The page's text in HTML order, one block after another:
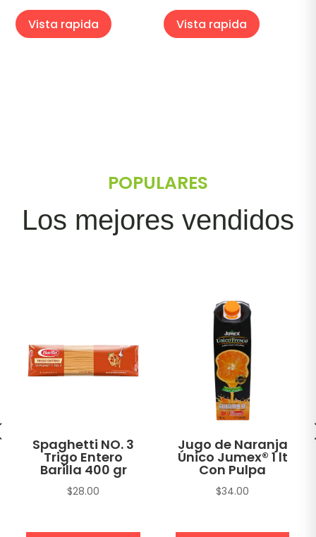
Vista rapida Vista rapida
POPULARES
Los mejores vendidos
Spaghetti NO. 3
Trigo Entero
Barilla 400 gr
$28.00
Jugo de Naranja
Único Jumex® 1 lt
Con Pulpa
$34.00